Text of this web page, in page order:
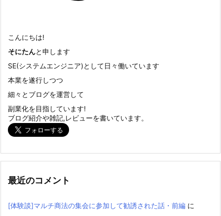
こんにちは!
そにたんと申します
SE(システムエンジニア)として日々働いています
本業を遂行しつつ
細々とブログを運営して
副業化を目指しています!
ブログ紹介や雑記,レビューを書いています。
最近のコメント
[体験談]マルチ商法の集会に参加して勧誘された話・前編 に